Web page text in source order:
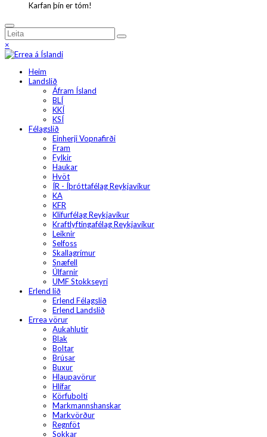
Karfan þín er tóm!
×
Heim
Landslið
Áfram Ísland
BLÍ
KKÍ
KSÍ
Félagslið
Einherji Vopnafirði
Fram
Fylkir
Haukar
Hvöt
ÍR - Íþróttafélag Reykjavíkur
KA
KFR
Klifurfélag Reykjavíkur
Kraftlyftingafélag Reykjavíkur
Leiknir
Selfoss
Skallagrímur
Snæfell
Úlfarnir
UMF Stokkseyri
Erlend lið
Erlend Félagslið
Erlend Landslið
Errea vörur
Aukahlutir
Blak
Boltar
Brúsar
Buxur
Hlaupavörur
Hlífar
Körfubolti
Markmannshanskar
Markvörður
Regnföt
Sokkar